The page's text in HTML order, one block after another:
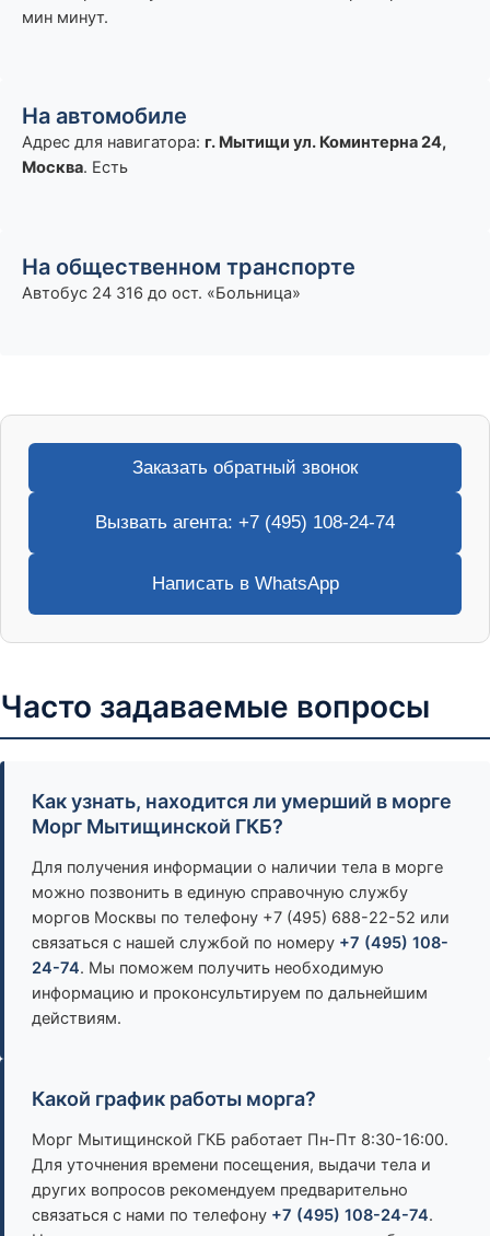
мин минут.
На автомобиле
Адрес для навигатора: г. Мытищи ул. Коминтерна 24,
Москва. Есть
На общественном транспорте
Автобус 24 316 до ост. «Больница»
Заказать обратный звонок
Вызвать агента: +7 (495) 108-24-74
Написать в WhatsApp
Часто задаваемые вопросы
Как узнать, находится ли умерший в морге
Морг Мытищинской ГКБ?
Для получения информации о наличии тела в морге
можно позвонить в единую справочную службу
моргов Москвы по телефону +7 (495) 688-22-52 или
связаться с нашей службой по номеру +7 (495) 108-
24-74. Мы поможем получить необходимую
информацию и проконсультируем по дальнейшим
действиям.
Какой график работы морга?
Морг Мытищинской ГКБ работает Пн-Пт 8:30-16:00.
Для уточнения времени посещения, выдачи тела и
других вопросов рекомендуем предварительно
связаться с нами по телефону +7 (495) 108-24-74.